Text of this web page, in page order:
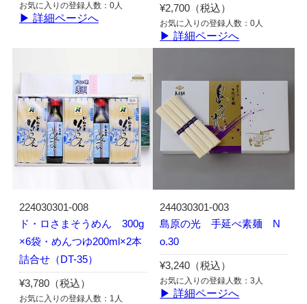
お気に入りの登録人数：0人
▶ 詳細ページへ
¥2,700（税込）
お気に入りの登録人数：0人
▶ 詳細ページへ
224030301-008
ド・ロさまそうめん 300g
×6袋・めんつゆ200ml×2本
詰合せ（DT-35）
¥3,780（税込）
お気に入りの登録人数：1人
244030301-003
島原の光 手延べ素麺 N
o.30
¥3,240（税込）
お気に入りの登録人数：3人
▶ 詳細ページへ